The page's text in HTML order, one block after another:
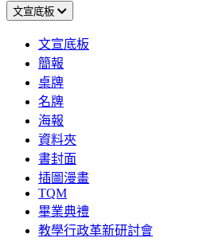
文宣底板
文宣底板
簡報
桌牌
名牌
海報
資料夾
書封面
插圖漫畫
TQM
畢業典禮
教學行政革新研討會